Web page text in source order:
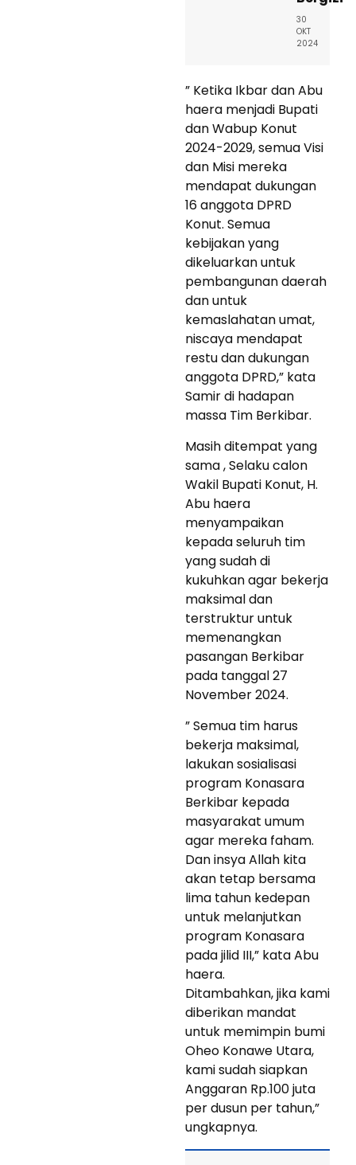
30
OKT
2024
” Ketika Ikbar dan Abu
haera menjadi Bupati
dan Wabup Konut
2024-2029, semua Visi
dan Misi mereka
mendapat dukungan
16 anggota DPRD
Konut. Semua
kebijakan yang
dikeluarkan untuk
pembangunan daerah
dan untuk
kemaslahatan umat,
niscaya mendapat
restu dan dukungan
anggota DPRD,” kata
Samir di hadapan
massa Tim Berkibar.
Masih ditempat yang
sama , Selaku calon
Wakil Bupati Konut, H.
Abu haera
menyampaikan
kepada seluruh tim
yang sudah di
kukuhkan agar bekerja
maksimal dan
terstruktur untuk
memenangkan
pasangan Berkibar
pada tanggal 27
November 2024.
” Semua tim harus
bekerja maksimal,
lakukan sosialisasi
program Konasara
Berkibar kepada
masyarakat umum
agar mereka faham.
Dan insya Allah kita
akan tetap bersama
lima tahun kedepan
untuk melanjutkan
program Konasara
pada jilid III,” kata Abu
haera.
Ditambahkan, jika kami
diberikan mandat
untuk memimpin bumi
Oheo Konawe Utara,
kami sudah siapkan
Anggaran Rp.100 juta
per dusun per tahun,”
ungkapnya.